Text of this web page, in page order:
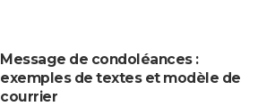
Message de condoléances :
exemples de textes et modèle de
courrier